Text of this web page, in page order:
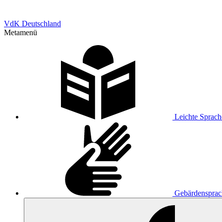
VdK Deutschland
Metamenü
Leichte